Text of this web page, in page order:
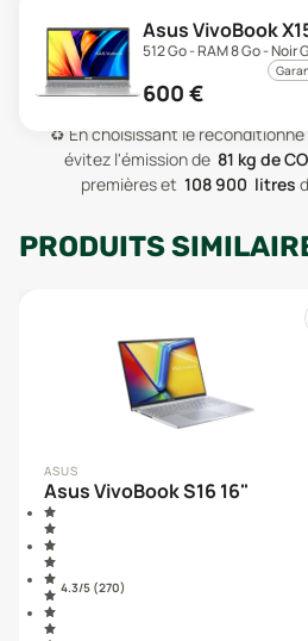
Asus VivoBook
512 Go - RAM 8 Go - Noir
600 €
♻️ En choisissant le
évitez l'émission de 81 kg de
premièreset 108 900 litres
PRODUITS
ASUS
Asus VivoBook S16 16"
4.3/5 (270)